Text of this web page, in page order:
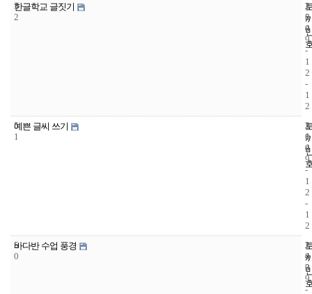
5
2
한글학교 글짓기
2
5
4
2
0
0
9
-
1
2
-
1
2
5
1
예쁜 글씨 쓰기
3
1
4
2
0
0
9
-
1
2
-
1
2
5
0
바다반 수업 풍경
2
4
3
2
0
0
9
-